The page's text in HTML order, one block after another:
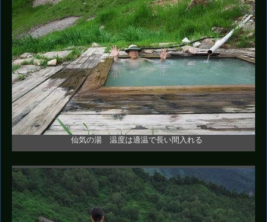
仙気の湯 温度は適温で長い間入れる